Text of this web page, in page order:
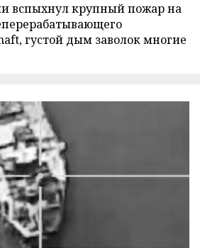
вспыхнул крупный пожар на
густой дым заволок многие